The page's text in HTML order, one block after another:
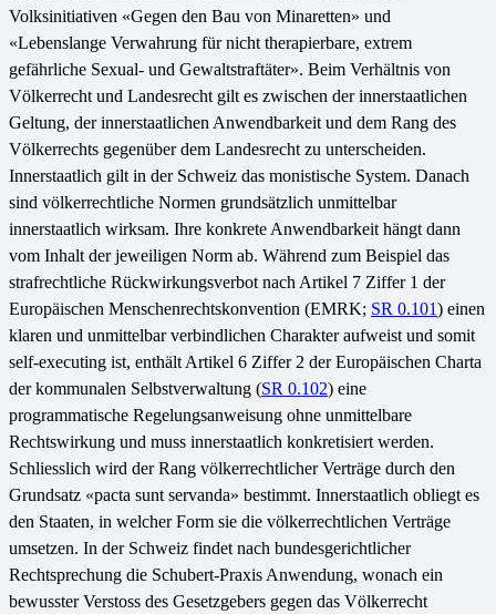
Volksinitiativen «Gegen den Bau von Minaretten» und
«Lebenslange Verwahrung für nicht therapierbare, extrem
gefährliche Sexual- und Gewaltstraftäter». Beim Verhältnis von
Völkerrecht und Landesrecht gilt es zwischen der innerstaatlichen
Geltung, der innerstaatlichen Anwendbarkeit und dem Rang des
Völkerrechts gegenüber dem Landesrecht zu unterscheiden.
Innerstaatlich gilt in der Schweiz das monistische System. Danach
sind völkerrechtliche Normen grundsätzlich unmittelbar
innerstaatlich wirksam. Ihre konkrete Anwendbarkeit hängt dann
vom Inhalt der jeweiligen Norm ab. Während zum Beispiel das
strafrechtliche Rückwirkungsverbot nach Artikel 7 Ziffer 1 der
Europäischen Menschenrechtskonvention (EMRK; SR 0.101) einen
klaren und unmittelbar verbindlichen Charakter aufweist und somit
self-executing ist, enthält Artikel 6 Ziffer 2 der Europäischen Charta
der kommunalen Selbstverwaltung (SR 0.102) eine
programmatische Regelungsanweisung ohne unmittelbare
Rechtswirkung und muss innerstaatlich konkretisiert werden.
Schliesslich wird der Rang völkerrechtlicher Verträge durch den
Grundsatz «pacta sunt servanda» bestimmt. Innerstaatlich obliegt es
den Staaten, in welcher Form sie die völkerrechtlichen Verträge
umsetzen. In der Schweiz findet nach bundesgerichtlicher
Rechtsprechung die Schubert-Praxis Anwendung, wonach ein
bewusster Verstoss des Gesetzgebers gegen das Völkerrecht